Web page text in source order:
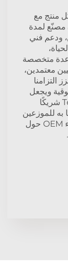
منتج مع
لمدة
ودعم فني
متخصصة
معتمدين،
التزامنا
ويجعل
Tenon شريكًا
به للموزعين
وعملاء OEM حول